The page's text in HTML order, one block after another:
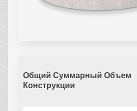
Общий Суммарный Объем
Конструкции